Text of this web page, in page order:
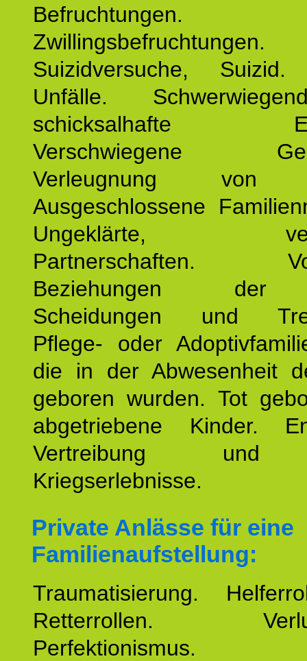
Befruchtungen.
Zwillingsbefruchtungen.
Suizidversuche, Suizid.
Unfälle.
schicksalhafte
Verschwiegene
Verleugnung von
Ausgeschlossene
Ungeklärte,
Partnerschaften.
Beziehungen der
Scheidungen und
Pflege- oder
die in der Abwesenheit
geboren wurden. Tot
abgetriebene Kinder.
Vertreibung und
Kriegserlebnisse.
Private Anlässe für eine
Familienaufstellung:
Traumatisierung.
Retterrollen.
Perfektionismus.